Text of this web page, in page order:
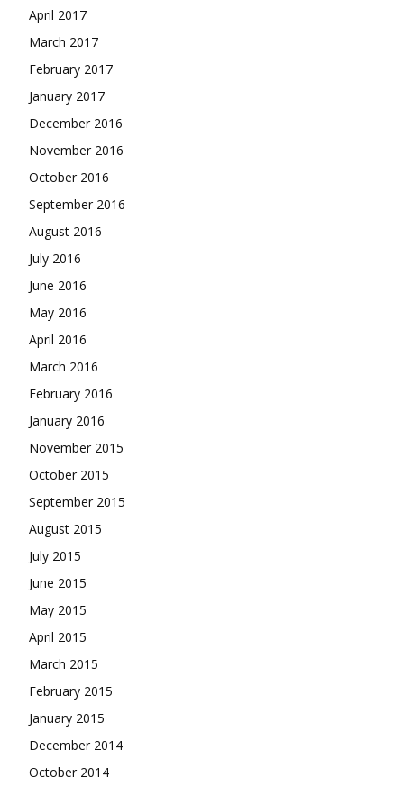
April 2017
March 2017
February 2017
January 2017
December 2016
November 2016
October 2016
September 2016
August 2016
July 2016
June 2016
May 2016
April 2016
March 2016
February 2016
January 2016
November 2015
October 2015
September 2015
August 2015
July 2015
June 2015
May 2015
April 2015
March 2015
February 2015
January 2015
December 2014
October 2014